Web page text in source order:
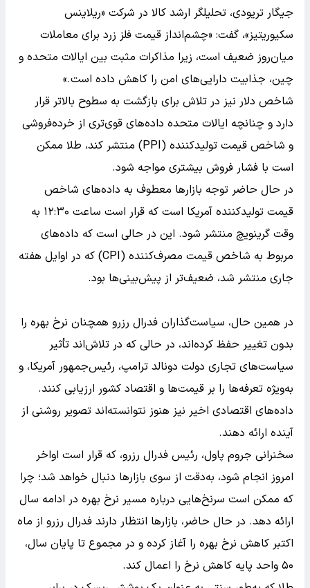
جیگار تریودی، تحلیلگر ارشد کالا در شرکت «ریلاینس
سکیوریتیز»، گفت: «چشم‌انداز قیمت فلز زرد برای معاملات
میان‌روز ضعیف است، زیرا مذاکرات مثبت بین ایالات متحده و
چین، جذابیت دارایی‌های امن را کاهش داده است.»
شاخص دلار نیز در تلاش برای بازگشت به سطوح بالاتر قرار
دارد و چنانچه ایالات متحده داده‌های قوی‌تری از خرده‌فروشی
و شاخص قیمت تولیدکننده (PPI) منتشر کند، طلا ممکن
است با فشار فروش بیشتری مواجه شود.
در حال حاضر توجه بازارها معطوف به داده‌های شاخص
قیمت تولیدکننده آمریکا است که قرار است ساعت ۱۲:۳۰ به
وقت گرینویچ منتشر شود. این در حالی است که داده‌های
مربوط به شاخص قیمت مصرف‌کننده (CPI) که در اوایل هفته
جاری منتشر شد، ضعیف‌تر از پیش‌بینی‌ها بود.
در همین حال، سیاست‌گذاران فدرال رزرو همچنان نرخ بهره را
بدون تغییر حفظ کرده‌اند، در حالی که در تلاش‌اند تأثیر
سیاست‌های تجاری دولت دونالد ترامپ، رئیس‌جمهور آمریکا، و
به‌ویژه تعرفه‌ها را بر قیمت‌ها و اقتصاد کشور ارزیابی کنند.
داده‌های اقتصادی اخیر نیز هنوز نتوانسته‌اند تصویر روشنی از
آینده ارائه دهند.
سخنرانی جروم پاول، رئیس فدرال رزرو، که قرار است اواخر
امروز انجام شود، به‌دقت از سوی بازارها دنبال خواهد شد؛ چرا
که ممکن است سرنخ‌هایی درباره مسیر نرخ بهره در ادامه سال
ارائه دهد. در حال حاضر، بازارها انتظار دارند فدرال رزرو از ماه
اکتبر کاهش نرخ بهره را آغاز کرده و در مجموع تا پایان سال،
۵۰ واحد پایه کاهش نرخ را اعمال کند.